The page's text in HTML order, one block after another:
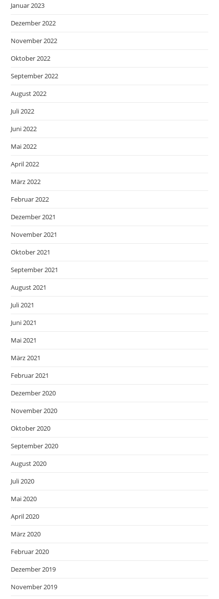
Januar 2023
Dezember 2022
November 2022
Oktober 2022
September 2022
August 2022
Juli 2022
Juni 2022
Mai 2022
April 2022
März 2022
Februar 2022
Dezember 2021
November 2021
Oktober 2021
September 2021
August 2021
Juli 2021
Juni 2021
Mai 2021
März 2021
Februar 2021
Dezember 2020
November 2020
Oktober 2020
September 2020
August 2020
Juli 2020
Mai 2020
April 2020
März 2020
Februar 2020
Dezember 2019
November 2019